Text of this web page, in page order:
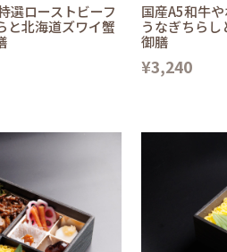
選ローストビーフ
と北海道ズワイ蟹
国産A5和牛
うなぎちら
御膳
¥3,240